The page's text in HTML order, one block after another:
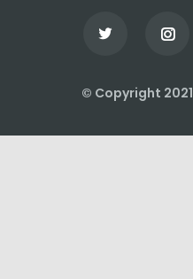
© Copyright 2021